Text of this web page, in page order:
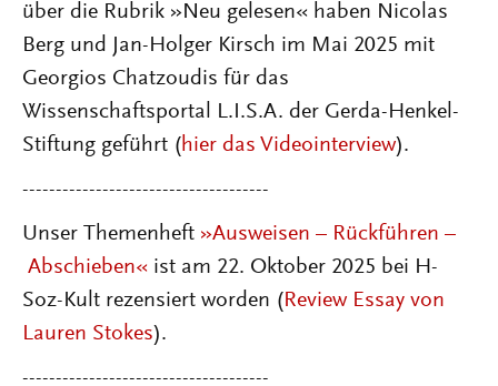
über die Rubrik »Neu gelesen« haben Nicolas
Berg und Jan-Holger Kirsch im Mai 2025 mit
Georgios Chatzoudis für das
Wissenschaftsportal L.I.S.A. der Gerda-Henkel-
Stiftung geführt (hier das Videointerview).
-------------------------------------
Unser Themenheft »Ausweisen – Rückführen –
Abschieben« ist am 22. Oktober 2025 bei H-
Soz-Kult rezensiert worden (Review Essay von
Lauren Stokes).
-------------------------------------